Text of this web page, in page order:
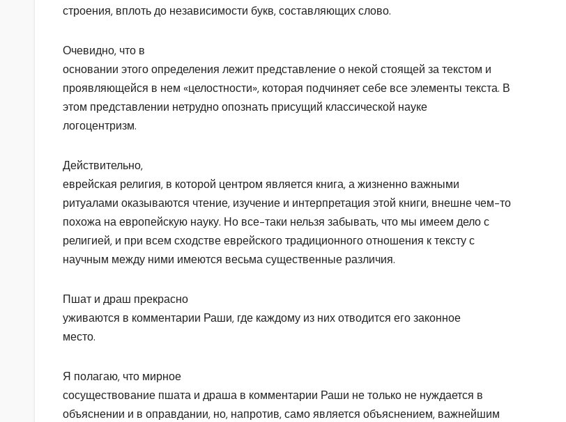
строения, вплоть до независимости букв, составляющих слово.
Очевидно, что в
основании этого определения лежит представление о некой стоящей за текстом и
проявляющейся в нем «целостности», которая подчиняет себе все элементы текста. В
этом представлении нетрудно опознать присущий классической науке
логоцентризм.
Действительно,
еврейская религия, в которой центром является книга, а жизненно важными
ритуалами оказываются чтение, изучение и интерпретация этой книги, внешне чем-то
похожа на европейскую науку. Но все-таки нельзя забывать, что мы имеем дело с
религией, и при всем сходстве еврейского традиционного отношения к тексту с
научным между ними имеются весьма существенные различия.
Пшат и драш прекрасно
уживаются в комментарии Раши, где каждому из них отводится его законное
место.
Я полагаю, что мирное
сосуществование пшата и драша в комментарии Раши не только не нуждается в
объяснении и в оправдании, но, напротив, само является объяснением, важнейшим